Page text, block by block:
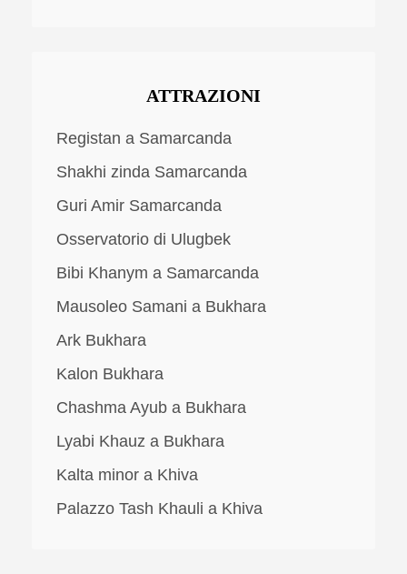
ATTRAZIONI
Registan a Samarcanda
Shakhi zinda Samarcanda
Guri Amir Samarcanda
Osservatorio di Ulugbek
Bibi Khanym a Samarcanda
Mausoleo Samani a Bukhara
Ark Bukhara
Kalon Bukhara
Chashma Ayub a Bukhara
Lyabi Khauz a Bukhara
Kalta minor a Khiva
Palazzo Tash Khauli a Khiva